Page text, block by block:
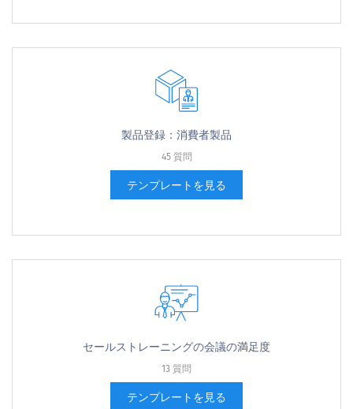
製品登録：消費者製品
45 質問
テンプレートを見る
セールストレーニングの会議の満足度
13 質問
テンプレートを見る